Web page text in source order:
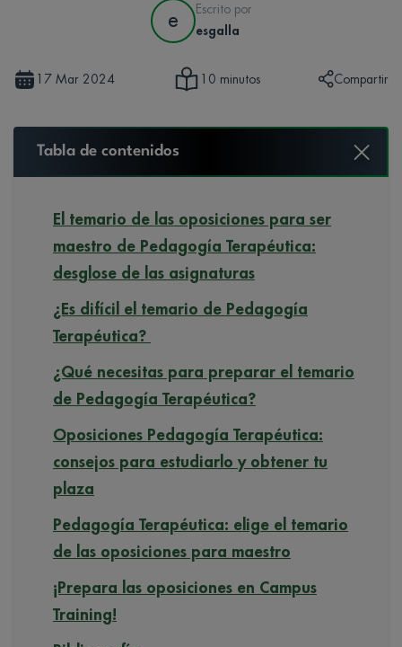
e
Escrito por
esgalla
17 Mar 2024 10 minutos Compartir
Tabla de contenidos
El temario de las oposiciones para ser
maestro de Pedagogía Terapéutica:
desglose de las asignaturas
¿Es difícil el temario de Pedagogía
Terapéutica?
¿Qué necesitas para preparar el temario
de Pedagogía Terapéutica?
Oposiciones Pedagogía Terapéutica:
consejos para estudiarlo y obtener tu
plaza
Pedagogía Terapéutica: elige el temario
de las oposiciones para maestro
¡Prepara las oposiciones en Campus
Training!